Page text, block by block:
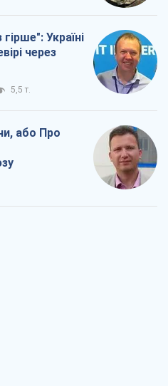
Україні
через
5,5 т.
або Про